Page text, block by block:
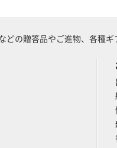
どの贈答品やご進物、各種